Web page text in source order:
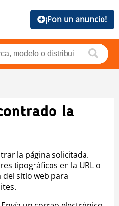
¡Pon un anuncio!
la
la página solicitada.
tipográficos en la URL o
sitio web para